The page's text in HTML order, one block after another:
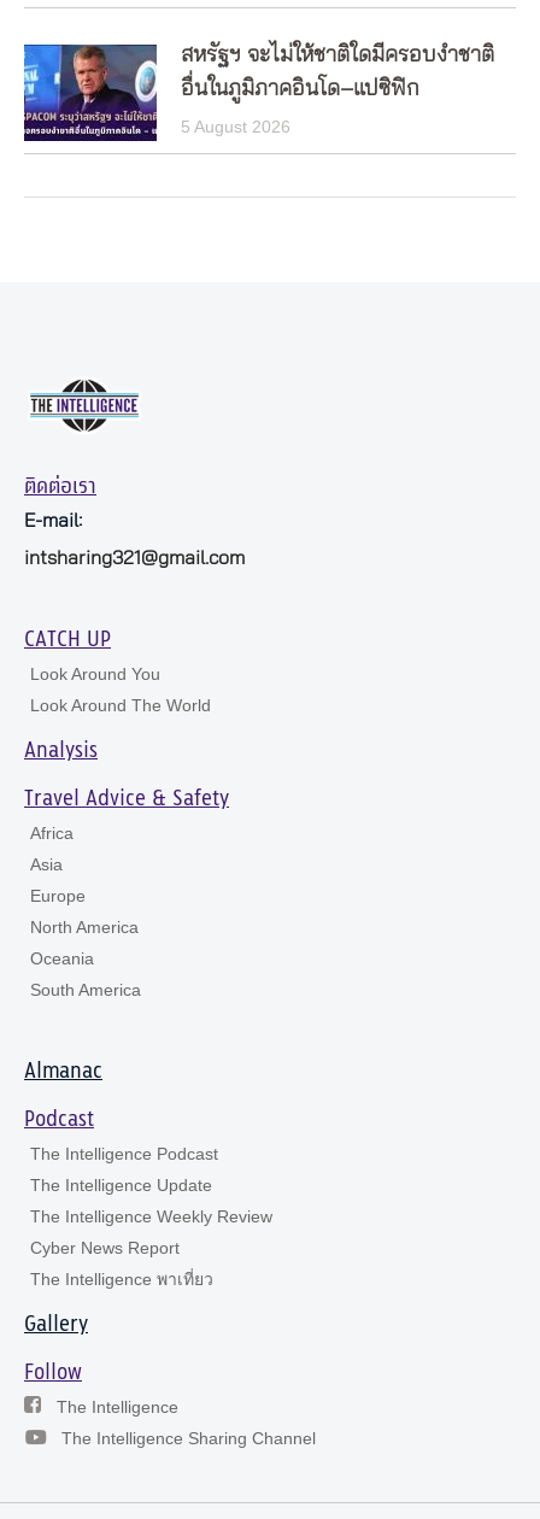
สหรัฐฯ จะไม่ให้ชาติใดมีครอบงำชาติ
อื่นในภูมิภาคอินโด–แปซิฟิก
5 August 2026
ติดต่อเรา
E-mail:
intsharing321@gmail.com
CATCH UP
Look Around You
Look Around The World
Analysis
Travel Advice & Safety
Africa
Asia
Europe
North America
Oceania
South America
Almanac
Podcast
The Intelligence Podcast
The Intelligence Update
The Intelligence Weekly Review
Cyber News Report
The Intelligence พาเที่ยว
Gallery
Follow
The Intelligence
The Intelligence Sharing Channel